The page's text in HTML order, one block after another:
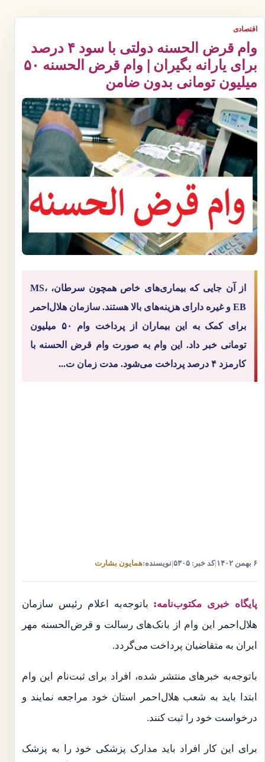
اقتصادی
وام قرض الحسنه دولتی با سود ۴ درصد
برای یارانه بگیران | وام قرض الحسنه ۵۰
میلیون تومانی بدون ضامن
از آن جایی که بیماری‌های خاص همچون سرطان، MS،
EB و غیره دارای هزینه‌های بالا هستند. سازمان هلال‌احمر
برای کمک به این بیماران از پرداخت وام ۵۰ میلیون
تومانی خبر داد. این وام به صورت وام قرض الحسنه با
کارمزد ۴ درصد پرداخت می‌شود. مدت زمان ت...
۶ بهمن ۱۴۰۲ |کد خبر: ۵۳۰۵ نویسنده:همایون بشارت
پایگاه خبری مکتوب‌نامه: باتوجه‌به اعلام رئیس سازمان
هلال‌احمر این وام از بانک‌های رسالت و قرض‌الحسنه مهر
ایران به متقاضیان پرداخت می‌گردد.
باتوجه‌به خبرهای منتشر شده، افراد برای ثبت‌نام این وام
ابتدا باید به شعب هلال‌احمر استان خود مراجعه نمایند و
درخواست خود را ثبت کنند.
برای این کار افراد باید مدارک پزشکی خود را به پزشک